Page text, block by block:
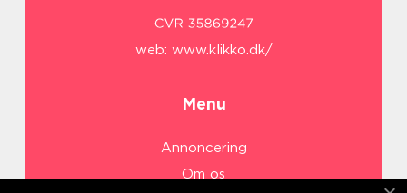
web: www.klikko.dk/
Menu
Annoncering
Om os